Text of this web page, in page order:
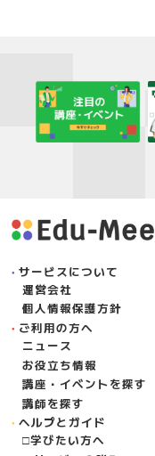
サービスについて
運営会社
個人情報保護方針
ご利用の方へ
ニュース
お役立ち情報
講座・イベントを探す
講師を探す
ヘルプとガイド
学びたい方へ